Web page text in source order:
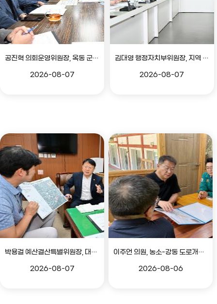
공진혁 의회운영위원장, 옥동 군부대 이전지 양동마을 주민지원사업 점검
2026-08-07
김대영 행정자치부위원장, 지역 현안 의견 청취 간담회
2026-08-07
박용걸 예산결산특별위원장, 대공원로 확장공사 현안점검 간담회
2026-08-07
이주언 의원, 농소-강동 도로개설 민원 현장 점검
2026-08-06